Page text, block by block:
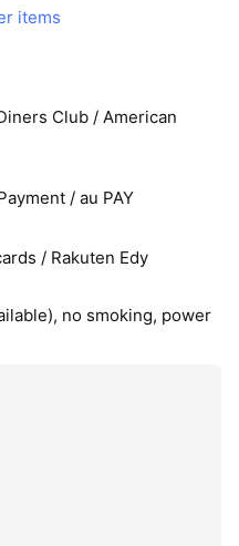
items
Club / American
/ au PAY
/ Rakuten Edy
no smoking, power